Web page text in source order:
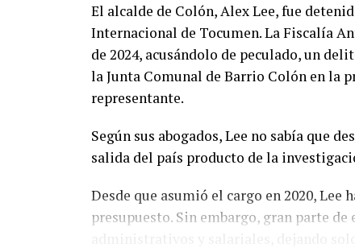
El alcalde de Colón, Alex Lee, fue
Internacional de Tocumen. La Fiscalía
de 2024, acusándolo de peculado, un
la Junta Comunal de Barrio Colón en la
representante.
Según sus abogados, Lee no sabía que
salida del país producto de la
Desde que asumió el cargo en 2020,
presupuesto. Sin embargo, gran parte